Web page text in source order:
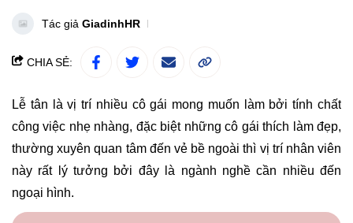
Tác giả GiadinhHR
CHIA SẺ:
Lễ tân là vị trí nhiều cô gái mong muốn làm bởi tính chất
công việc nhẹ nhàng, đặc biệt những cô gái thích làm đẹp,
thường xuyên quan tâm đến vẻ bề ngoài thì vị trí nhân viên
này rất lý tưởng bởi đây là ngành nghề cần nhiều đến
ngoại hình.